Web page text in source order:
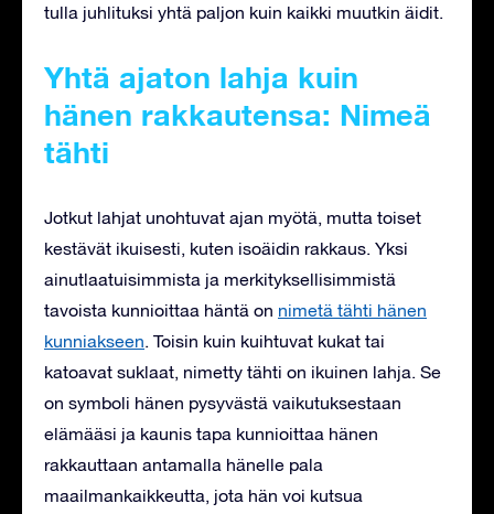
tulla juhlituksi yhtä paljon kuin kaikki muutkin äidit.
Yhtä ajaton lahja kuin
hänen rakkautensa: Nimeä
tähti
Jotkut lahjat unohtuvat ajan myötä, mutta toiset
kestävät ikuisesti, kuten isoäidin rakkaus. Yksi
ainutlaatuisimmista ja merkityksellisimmistä
tavoista kunnioittaa häntä on nimetä tähti hänen
kunniakseen. Toisin kuin kuihtuvat kukat tai
katoavat suklaat, nimetty tähti on ikuinen lahja. Se
on symboli hänen pysyvästä vaikutuksestaan ​​
elämääsi ja kaunis tapa kunnioittaa hänen
rakkauttaan antamalla hänelle pala
maailmankaikkeutta, jota hän voi kutsua